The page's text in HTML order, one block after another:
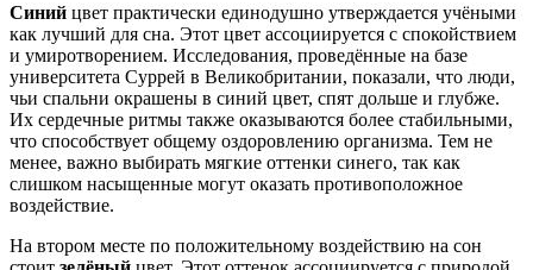
Синий цвет практически единодушно утверждается учёными
как лучший для сна. Этот цвет ассоциируется с спокойствием
и умиротворением. Исследования, проведённые на базе
университета Суррей в Великобритании, показали, что люди,
чьи спальни окрашены в синий цвет, спят дольше и глубже.
Их сердечные ритмы также оказываются более стабильными,
что способствует общему оздоровлению организма. Тем не
менее, важно выбирать мягкие оттенки синего, так как
слишком насыщенные могут оказать противоположное
воздействие.
На втором месте по положительному воздействию на сон